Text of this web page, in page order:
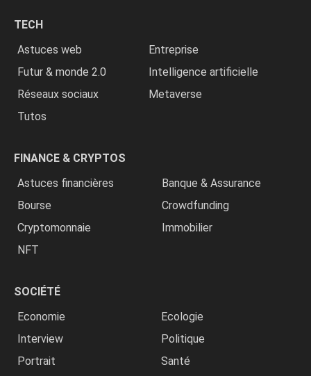
TECH
Astuces web
Entreprise
Futur & monde 2.0
Intelligence artificielle
Réseaux sociaux
Metaverse
Tutos
FINANCE & CRYPTOS
Astuces financières
Banque & Assurance
Bourse
Crowdfunding
Cryptomonnaie
Immobilier
NFT
SOCIÉTÉ
Economie
Ecologie
Interview
Politique
Portrait
Santé